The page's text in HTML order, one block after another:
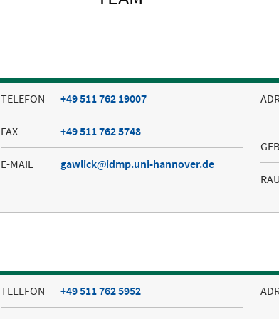
TELEFON +49 511 762 19007
FAX +49 511 762 5748
E-MAIL gawlick idmp.uni-hannover.de
TELEFON +49 511 762 5952